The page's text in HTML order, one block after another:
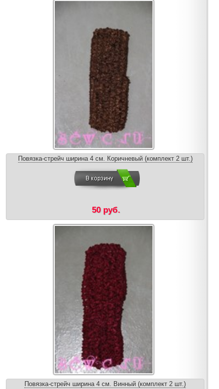
Повязка-стрейч ширина 4 см. Коричневый (комплект 2 шт.)
50 руб.
Повязка-стрейч ширина 4 см. Винный (комплект 2 шт.)